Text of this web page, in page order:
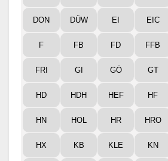
DON DÜW EI EIC
F FB FD FFB
FRI GI GÖ GT
HD HDH HEF HF
HN HOL HR HRO
HX KB KLE KN